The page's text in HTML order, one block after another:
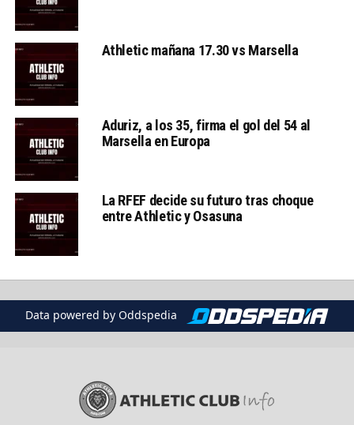
Athletic mañana 17.30 vs Marsella
Aduriz, a los 35, firma el gol del 54 al
Marsella en Europa
La RFEF decide su futuro tras choque
entre Athletic y Osasuna
Data powered by Oddspedia